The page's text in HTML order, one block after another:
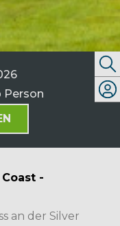
Person
-
an der Silver